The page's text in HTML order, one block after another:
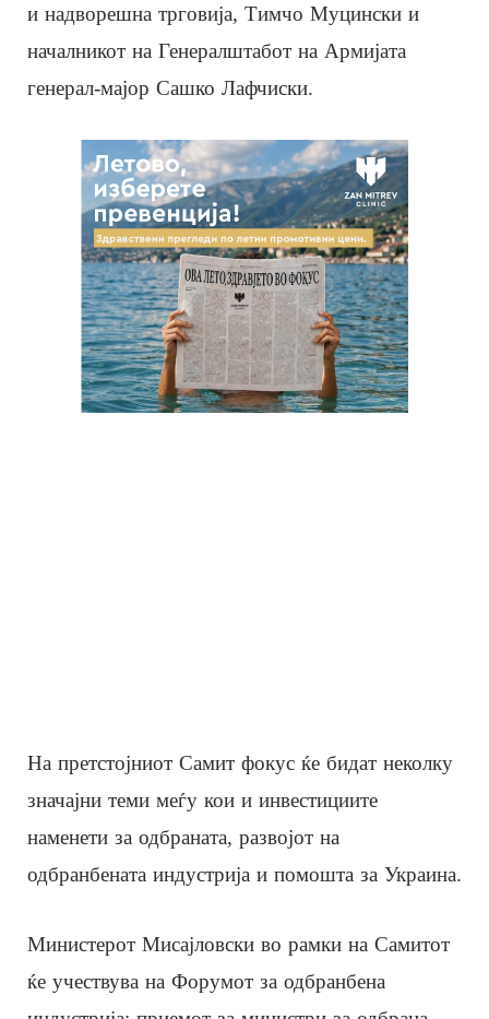
и надворешна трговија, Тимчо Муцински и
началникот на Генералштабот на Армијата
генерал-мајор Сашко Лафчиски.
На претстојниот Самит фокус ќе бидат неколку
значајни теми меѓу кои и инвестициите
наменети за одбраната, развојот на
одбранбената индустрија и помошта за Украина.
Министерот Мисајловски во рамки на Самитот
ќе учествува на Форумот за одбранбена